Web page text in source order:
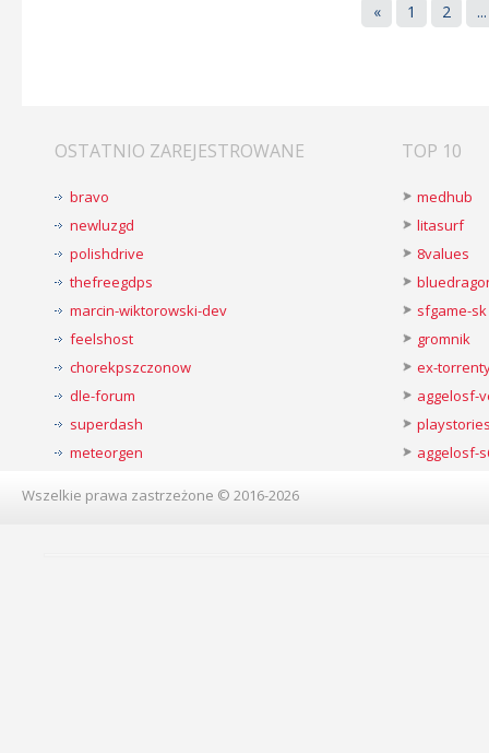
« 1 2 ...
OSTATNIO ZAREJESTROWANE
bravo
newluzgd
polishdrive
thefreegdps
marcin-wiktorowski-dev
feelshost
chorekpszczonow
dle-forum
superdash
meteorgen
TOP 10
medhub
litasurf
8values
sfgame-sk
gromnik
ex-
aggelosf-
aggelosf-
Wszelkie prawa zastrzeżone © 2016-2026